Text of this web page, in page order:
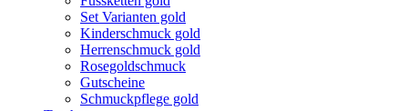
Set Varianten gold
Kinderschmuck gold
Herrenschmuck gold
Rosegoldschmuck
Gutscheine
Schmuckpflege gold